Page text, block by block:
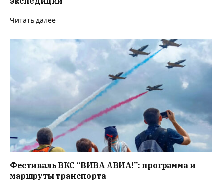
Читать далее
Фестиваль ВКС “ВИВА АВИА!”: программа и
маршруты транспорта